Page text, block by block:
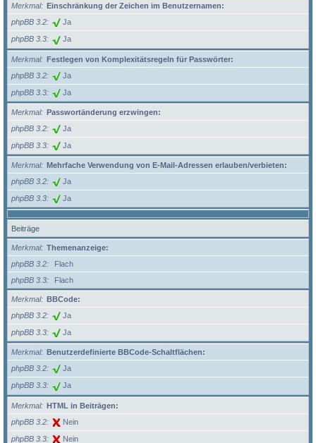
Merkmal
Einschränkung der Zeichen im Benutzernamen:
phpBB 3.2
Ja
phpBB 3.3 Ja
Merkmal
Festlegen von Komplexitätsregeln für Passwörter:
phpBB 3.2
Ja
phpBB 3.3 Ja
Merkmal
Passwortänderung erzwingen:
phpBB 3.2
Ja
phpBB 3.3 Ja
Merkmal
Mehrfache Verwendung von E-Mail-Adressen erlauben/verbieten:
phpBB 3.2
Ja
phpBB 3.3 Ja
Beiträge
Merkmal
Themenanzeige:
phpBB 3.2
Flach
phpBB 3.3
Flach
Merkmal
BBCode:
phpBB 3.2
Ja
phpBB 3.3 Ja
Merkmal
Benutzerdefinierte BBCode-Schaltflächen:
phpBB 3.2
Ja
phpBB 3.3 Ja
Merkmal
HTML in Beiträgen:
phpBB 3.2
Nein
phpBB 3.3 Nein